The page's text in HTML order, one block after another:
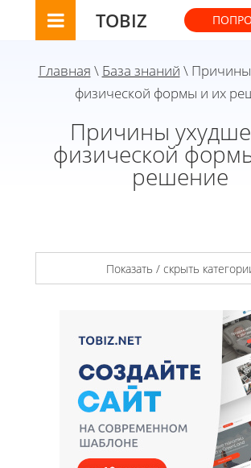
TOBIZ
Главная \ База знаний \
физической формы и их
Причины
физической
решение
Показать / скрыть